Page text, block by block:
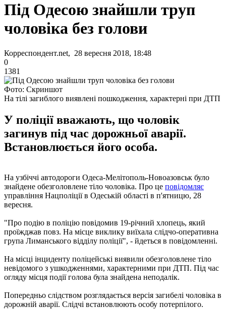
Під Одесою знайшли труп
чоловіка без голови
Корреспондент.net, 28 вересня 2018, 18:48
0
1381
Фото: Скриншот
На тілі загиблого виявлені пошкодження, характерні при ДТП
У поліції вважають, що чоловік
загинув під час дорожньої аварії.
Встановлюється його особа.
На узбіччі автодороги Одеса-Мелітополь-Новоазовськ було
знайдене обезголовлене тіло чоловіка. Про це повідомляє
управління Нацполіції в Одеській області в п'ятницю, 28
вересня.
"Про подію в поліцію повідомив 19-річний хлопець, який
проїжджав повз. На місце виклику виїхала слідчо-оперативна
група Лиманського відділу поліції", - йдеться в повідомленні.
На місці інциденту поліцейські виявили обезголовлене тіло
невідомого з ушкодженнями, характерними при ДТП. Під час
огляду місця події голова була знайдена неподалік.
Попередньо слідством розглядається версія загибелі чоловіка в
дорожній аварії. Слідчі встановлюють особу потерпілого.